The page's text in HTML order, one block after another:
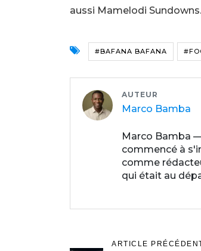
aussi Mamelodi
#BAFANA BAFANA
AUTEUR
Marco Bamba
Marco Bamba
commencé à
comme
qui était au
ARTICLE